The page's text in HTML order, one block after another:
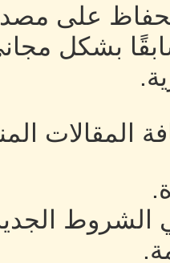
على
بشكل
المقالات
الشروط